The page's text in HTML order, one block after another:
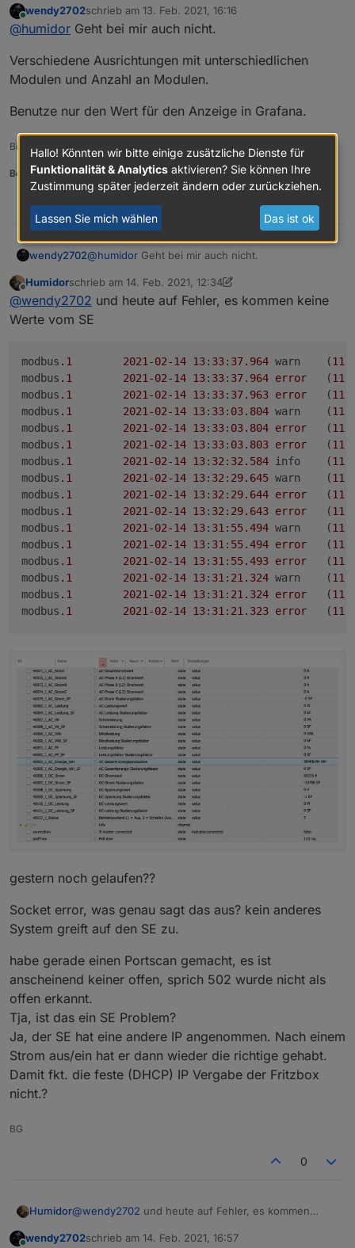
var modsufrace =    121.0;   //
var modeff =        0.211;  //Annäherung
Online
wendy2702schrieb am 13. Feb. 2021, 16:16
zuletzt editiert von
@humidor Geht bei mir auch nicht.
Verschiedene Ausrichtungen mit unterschiedlichen
Modulen und Anzahl an Modulen.
Benutze nur den Wert für den Anzeige in Grafana.
Bitte keine Fragen per PN, die gehören ins Forum!
Benutzt das Voting rechts unten im Beitrag wenn er euch geholfen hat.
0
wendy2702@humidor Geht bei mir auch nicht.
Verschiedene Ausrichtungen mit
unterschiedlichen Modulen und Anzahl an
Modulen.
Benutze nur den Wert für den Anzeige in Grafana.
Offline
Humidorschrieb am 14. Feb. 2021, 12:34
zuletzt editiert von Humidor
@wendy2702 und heute auf Fehler, es kommen keine
Werte vom SE
modbus .1 2021 -02-14 13: 33: 37.964
	warn	(
modbus .1 2021 -02-14 13: 33: 37.964 error
	(
modbus .1 2021 -02-14 13: 33: 37.963 error
	(
modbus .1 2021 -02-14 13: 33: 03.804
	warn	(
modbus .1 2021 -02-14 13: 33: 03.804 error
	(
modbus .1 2021 -02-14 13: 33: 03.803 error
	(
modbus .1 2021 -02-14 13: 32 : 32.584
	info	(
modbus .1 2021 -02-14 13: 32 : 29.645
	warn	(
modbus .1 2021 -02-14 13: 32 : 29.644 error
	(
modbus .1 2021 -02-14 13: 32 : 29.643 error
	(
modbus .1 2021 -02-14 13: 31 : 55.494
	warn	(
modbus .1 2021 -02-14 13: 31 : 55.494 error
	(
modbus .1 2021 -02-14 13: 31 : 55.493 error
	(
modbus .1 2021 -02-14 13: 31 : 21.324
	warn	(
modbus .1 2021 -02-14 13: 31 : 21.324 error
	(
modbus .1 2021 -02-14 13: 31 : 21.323 error
	(
gestern noch gelaufen??
Socket error, was genau sagt das aus? kein anderes
System greift auf den SE zu.
habe gerade einen Portscan gemacht, es ist
anscheinend keiner offen, sprich 502 wurde nicht als
offen erkannt.
Tja, ist das ein SE Problem?
Ja, der SE hat eine andere IP angenommen. Nach einem
Strom aus/ein hat er dann wieder die richtige gehabt.
Damit fkt. die feste (DHCP) IP Vergabe der Fritzbox
nicht.?
BG
0
Humidor@wendy2702 und heute auf Fehler, es kommen
modbus.1	2021-02-14 13:33:37.964	warn
wendy2702schrieb am 14. Feb. 2021, 16:57
zuletzt editiert von
Hallo! Könnten wir bitte einige zusätzliche Dienste für
Funktionalität & Analytics aktivieren? Sie können Ihre
Zustimmung später jederzeit ändern oder zurückziehen.
Lassen Sie mich wählen Das ist ok